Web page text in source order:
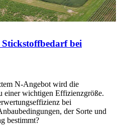
bei
N-Angebot wird die
einer wichtigen Effizienzgröße.
bei
der Sorte und
bestimmt?